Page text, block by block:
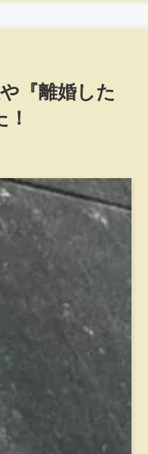
『離婚した